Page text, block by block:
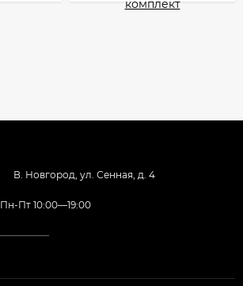
В. Новгород, ул. Сенная, д. 4
Пн-Пт 10:00—19:00